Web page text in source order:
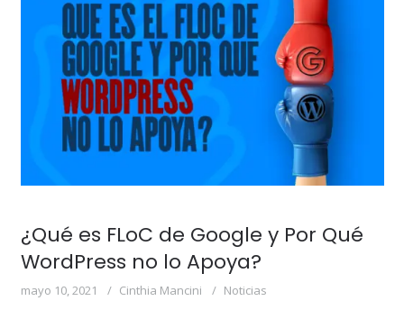
¿Qué es FLoC de Google y Por Qué
WordPress no lo Apoya?
mayo 10, 2021 Cinthia Mancini Noticias